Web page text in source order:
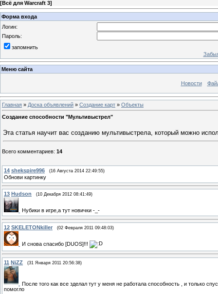
[Всё для Warcraft 3]
Форма входа
Логин:
Пароль:
запомнить
Меню сайта
Новости
Главная » Доска объявлений » Создание карт » Объекты
Создание способности "Мультивыстрел"
Эта статья научит вас созданию мультивыстрела, который можно
Всего комментариев: 14
14 shekspire996 (16 Августа 2014 22:49:55)
Обнови картинку
13 Hudson (10 Декабря 2012 08:41:49)
Нубики в игре,а тут новички -_-
12 SKELETONkiller (02 Февраля 2011 09:48:03)
И снова спасибо [DUОS]!!!
11 NiZZ (31 Января 2011 20:56:38)
После того как все зделал тут у меня не работала способность , и только
помогло